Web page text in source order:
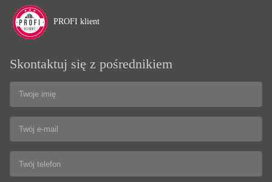
PROFI klient
Skontaktuj się z pośrednikiem